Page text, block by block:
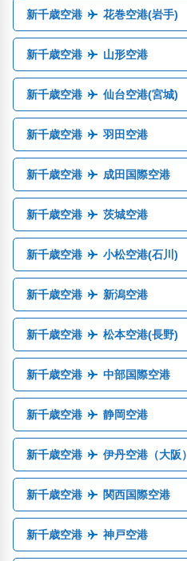
新千歳空港 花巻空港(岩手)
新千歳空港 山形空港
新千歳空港 仙台空港(宮城)
新千歳空港 羽田空港
新千歳空港 成田国際空港
新千歳空港 茨城空港
新千歳空港 小松空港(石川)
新千歳空港 新潟空港
新千歳空港 松本空港(長野)
新千歳空港 中部国際空港
新千歳空港 静岡空港
新千歳空港 伊丹空港（大阪）
新千歳空港 関西国際空港
新千歳空港 神戸空港